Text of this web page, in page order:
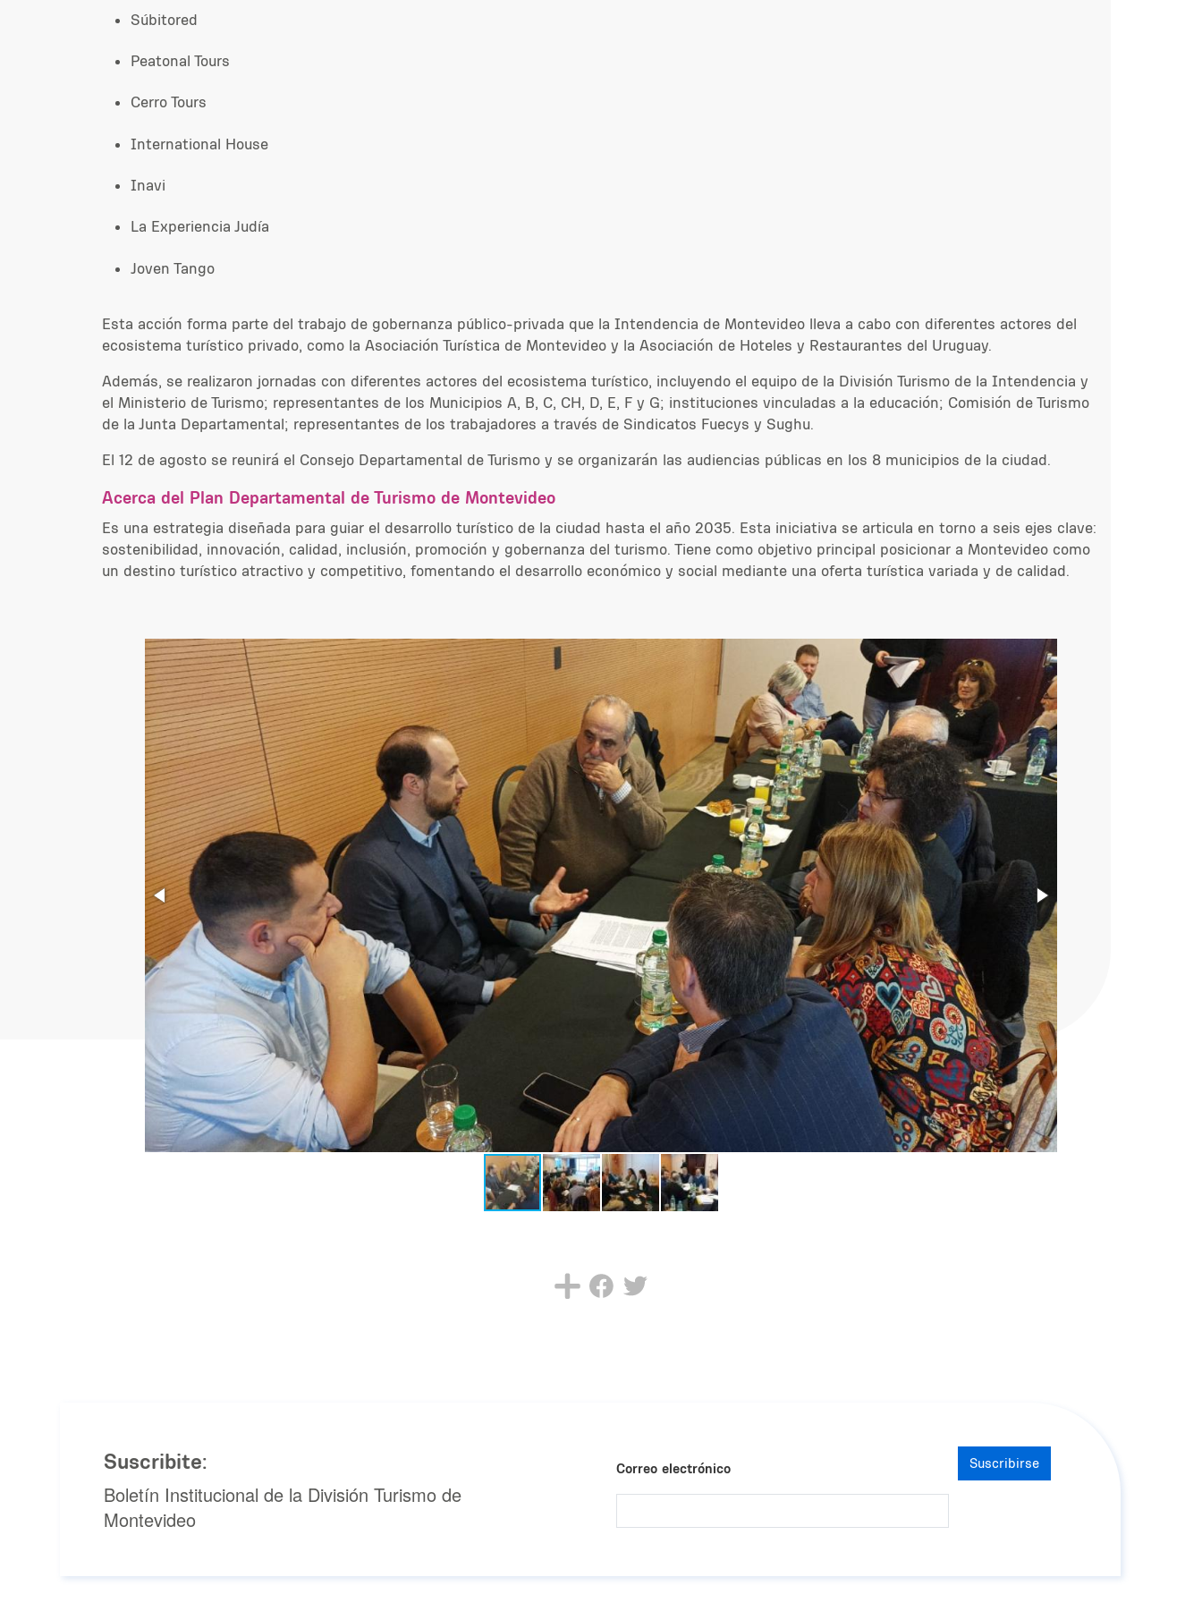
Súbitored
Peatonal Tours
Cerro Tours
International House
Inavi
La Experiencia Judía
Joven Tango
Esta acción forma parte del trabajo de gobernanza público-privada que la Intendencia de Montevideo lleva a cabo con diferentes actores del
ecosistema turístico privado, como la Asociación Turística de Montevideo y la Asociación de Hoteles y Restaurantes del Uruguay.
Además, se realizaron jornadas con diferentes actores del ecosistema turístico, incluyendo el equipo de la División Turismo de la Intendencia y
el Ministerio de Turismo; representantes de los Municipios A, B, C, CH, D, E, F y G; instituciones vinculadas a la educación; Comisión de Turismo
de la Junta Departamental; representantes de los trabajadores a través de Sindicatos Fuecys y Sughu.
El 12 de agosto se reunirá el Consejo Departamental de Turismo y se organizarán las audiencias públicas en los 8 municipios de la ciudad.
Acerca del Plan Departamental de Turismo de Montevideo
Es una estrategia diseñada para guiar el desarrollo turístico de la ciudad hasta el año 2035. Esta iniciativa se articula en torno a seis ejes clave:
sostenibilidad, innovación, calidad, inclusión, promoción y gobernanza del turismo. Tiene como objetivo principal posicionar a Montevideo como
un destino turístico atractivo y competitivo, fomentando el desarrollo económico y social mediante una oferta turística variada y de calidad.
Suscribite:
Boletín Institucional de la División Turismo de
Montevideo
Correo electrónico Suscribirse